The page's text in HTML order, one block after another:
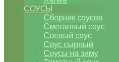
СОУСЫ
Сборник соусов
Сметанный соус
Соевый соус
Соус сырный
Соусы на зиму